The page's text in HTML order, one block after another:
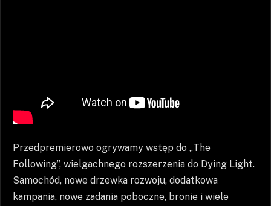
Przedpremierowo ogrywamy wstęp do „The
Following”, wielgachnego rozszerzenia do Dying Light.
Samochód, nowe drzewka rozwoju, dodatkowa
kampania, nowe zadania poboczne, bronie i wiele